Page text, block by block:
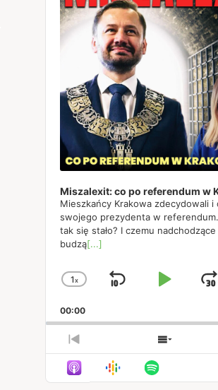
Miszalexit: co po referendum w
Mieszkańcy Krakowa zdecydowali i
swojego prezydenta w
tak się stało? I czemu
budzą[...]
Change
Rate
1x
Skip
Play
00:00
Previous
Episode
Show